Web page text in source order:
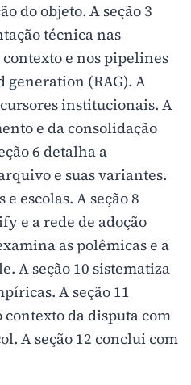
do objeto. A seção 3
técnica nas
e nos pipelines
(RAG). A
institucionais. A
e da consolidação
6 detalha a
e suas variantes.
escolas. A seção 8
e a rede de adoção
as polêmicas e a
A seção 10 sistematiza
A seção 11
da disputa com
A seção 12 conclui com